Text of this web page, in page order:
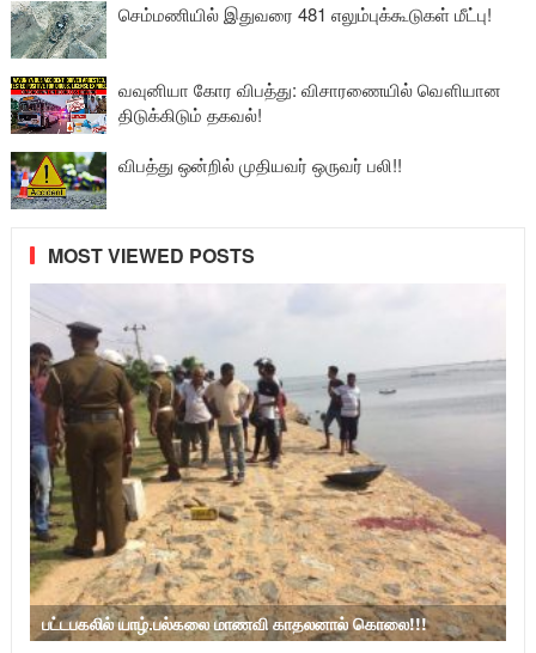
செம்மணியில் இதுவரை 481 எலும்புக்கூடுகள் மீட்பு!
வவுனியா கோர விபத்து: விசாரணையில் வௌியான
திடுக்கிடும் தகவல்!
விபத்து ஒன்றில் முதியவர் ஒருவர் பலி!!
MOST VIEWED POSTS
பட்டபகலில் யாழ்.பல்கலை மாணவி காதலனால் கொலை!!!